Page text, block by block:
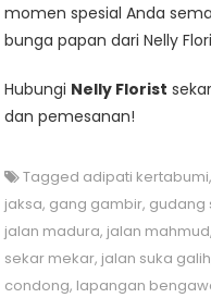
momen spesial Anda
bunga papan dari Nelly
Hubungi Nelly Florist
dan pemesanan!
Tagged adipati kertabumi,
jaksa, gang gambir, gudang
jalan madura, jalan mahmud,
sekar mekar, jalan suka galih
condong, lapangan